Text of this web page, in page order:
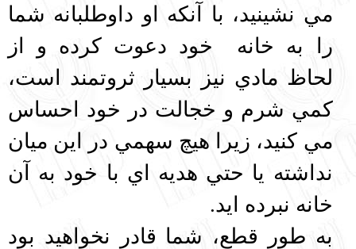
مي نشينيد، با آنكه او داوطلبانه شما
را به خانه خود دعوت كرده و از
لحاظ مادي نيز بسيار ثروتمند است،
كمي شرم و خجالت در خود احساس
مي كنيد، زيرا هيچ سهمي در اين ميان
نداشته يا حتي هديه اي با خود به آن
خانه نبرده ايد.
به طور قطع، شما قادر نخواهيد بود